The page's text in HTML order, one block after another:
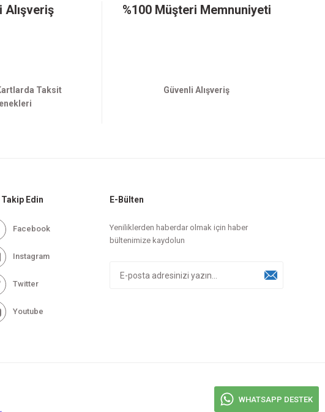
Alışveriş
Taksit
%100 Müşteri Memnuniyeti
Güvenli Alışveriş
Takip Edin
Facebook
Instagram
Twitter
Youtube
E-Bülten
Yeniliklerden haberdar olmak için haber
bültenimize kaydolun
WHATSAPP DESTEK